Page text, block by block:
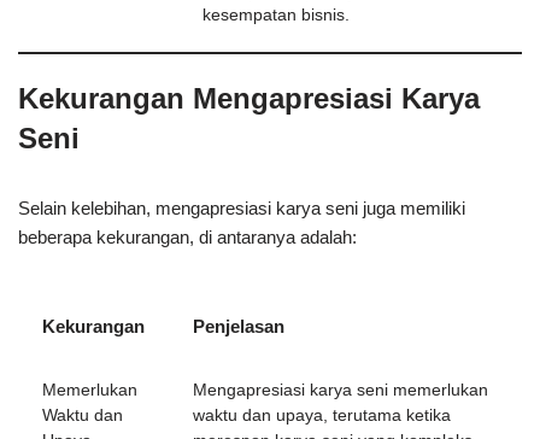
kesempatan bisnis.
Kekurangan Mengapresiasi Karya
Seni
Selain kelebihan, mengapresiasi karya seni juga memiliki
beberapa kekurangan, di antaranya adalah:
Kekurangan Penjelasan
Memerlukan
Waktu dan
Mengapresiasi karya seni memerlukan
waktu dan upaya, terutama ketika